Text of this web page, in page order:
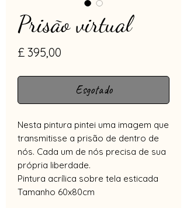
Prisão virtual
£ 395,00
Esgotado
Nesta pintura pintei uma imagem que
transmitisse a prisão de dentro de
nós. Cada um de nós precisa de sua
própria liberdade.
Pintura acrílica sobre tela esticada
Tamanho 60x80cm